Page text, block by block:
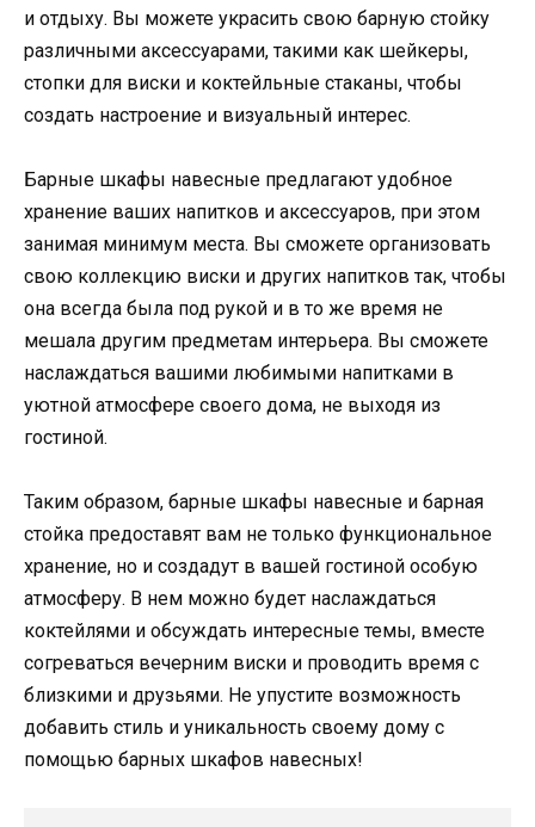
и отдыху. Вы можете украсить свою барную стойку
различными аксессуарами, такими как шейкеры,
стопки для виски и коктейльные стаканы, чтобы
создать настроение и визуальный интерес.
Барные шкафы навесные предлагают удобное
хранение ваших напитков и аксессуаров, при этом
занимая минимум места. Вы сможете организовать
свою коллекцию виски и других напитков так, чтобы
она всегда была под рукой и в то же время не
мешала другим предметам интерьера. Вы сможете
наслаждаться вашими любимыми напитками в
уютной атмосфере своего дома, не выходя из
гостиной.
Таким образом, барные шкафы навесные и барная
стойка предоставят вам не только функциональное
хранение, но и создадут в вашей гостиной особую
атмосферу. В нем можно будет наслаждаться
коктейлями и обсуждать интересные темы, вместе
согреваться вечерним виски и проводить время с
близкими и друзьями. Не упустите возможность
добавить стиль и уникальность своему дому с
помощью барных шкафов навесных!